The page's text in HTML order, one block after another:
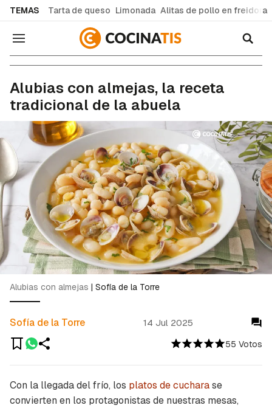
TEMAS Tarta de queso Limonada Alitas de pollo en freidora
Navegación
Alubias con almejas, la receta
tradicional de la abuela
55 Votos
Sofía de la Torre 14 Jul 2025
Alubias con almejas | Sofía de la Torre
Con la llegada del frío, los platos de cucharase
convierten en los protagonistas de nuestras mesas,